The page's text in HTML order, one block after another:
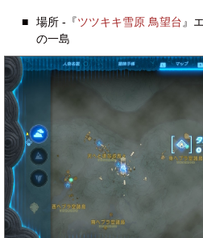
■ 場所 -『ツツキキ雪原 鳥望台 』
の一島